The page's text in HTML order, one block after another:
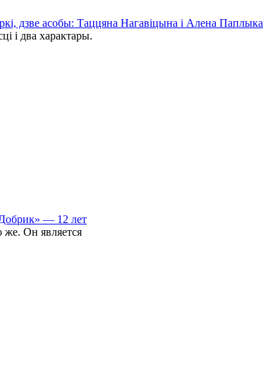
дзве асобы: Таццяна Нагавіцына і Алена Паплыка
і два характары.
— 12 лет
же. Он является